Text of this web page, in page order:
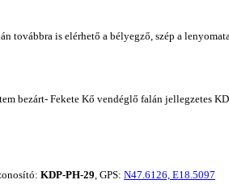
továbbra is elérhető a bélyegző, szép a
bezárt- Fekete Kő vendéglő falán jellegzetes
KDP-PH-29 , GPS: N47.6126, E18.5097